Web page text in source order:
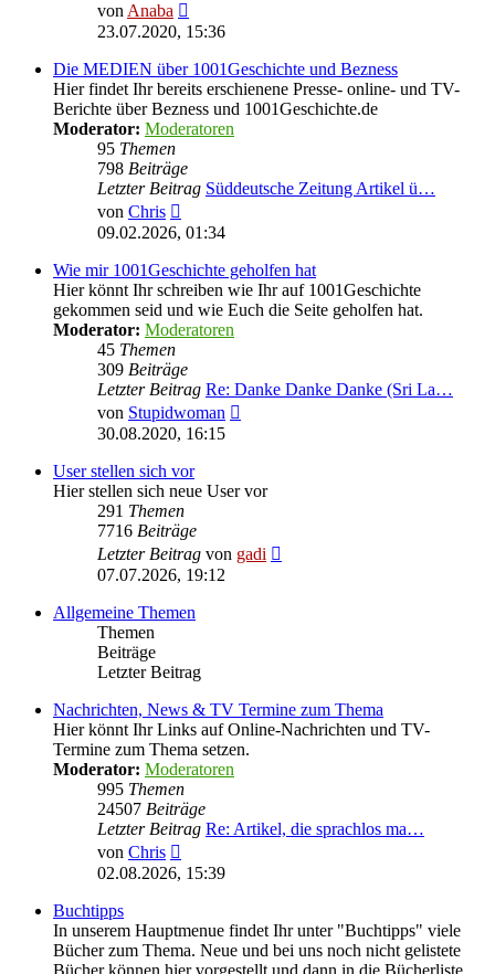
von Anaba
Beitrag
23.07.2020, 15:36
Die MEDIEN über 1001Geschichte und Bezness
Hier findet Ihr bereits erschienene Presse- online- und TV-
Berichte über Bezness und 1001Geschichte.de
Moderator: Moderatoren
95 Themen
798 Beiträge
Letzter Beitrag Süddeutsche Zeitung Artikel ü…
von Chris
Beitrag
09.02.2026, 01:34
Wie mir 1001Geschichte geholfen hat
Hier könnt Ihr schreiben wie Ihr auf 1001Geschichte
gekommen seid und wie Euch die Seite geholfen hat.
Moderator: Moderatoren
45 Themen
309 Beiträge
Letzter Beitrag Re: Danke Danke Danke (Sri La…
von Stupidwoman
30.08.2020, 16:15
User stellen sich vor
Hier stellen sich neue User vor
291 Themen
7716 Beiträge
Letzter Beitrag von gadi
07.07.2026, 19:12
Allgemeine Themen
Themen
Beiträge
Letzter Beitrag
Nachrichten, News & TV Termine zum Thema
Hier könnt Ihr Links auf Online-Nachrichten und TV-
Termine zum Thema setzen.
Moderator: Moderatoren
995 Themen
24507 Beiträge
Letzter Beitrag Re: Artikel, die sprachlos ma…
von Chris
Beitrag
02.08.2026, 15:39
Buchtipps
In unserem Hauptmenue findet Ihr unter "Buchtipps" viele
Bücher zum Thema. Neue und bei uns noch nicht gelistete
Bücher können hier vorgestellt und dann in die Bücherliste